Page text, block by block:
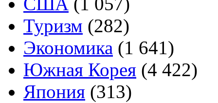
Туризм (282)
Экономика (1 641)
Южная Корея (4 422)
Япония (313)